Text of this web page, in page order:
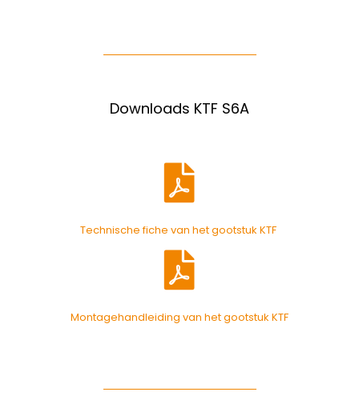
Downloads KTF S6A
Technische fiche van het gootstuk KTF
Montagehandleiding van het gootstuk KTF